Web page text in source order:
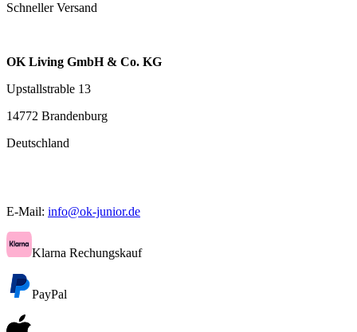
Schneller Versand
OK Living GmbH & Co. KG
Upstallstrable 13
14772 Brandenburg
Deutschland
E-Mail: info@ok-junior.de
Klarna Rechungskauf
PayPal